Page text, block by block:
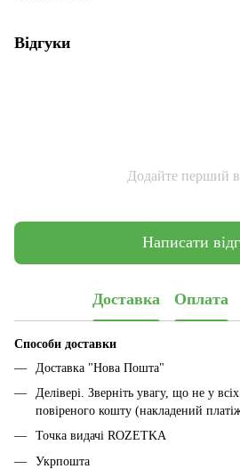
Відгуки
Додайте перший
Написати
Доставка Оплата
Способи доставки
Доставка "Нова Пошта"
Делівері. Зверніть увагу, що не у
повіреного кошту (накладений
Точка видачі ROZETKA
Укрпошта